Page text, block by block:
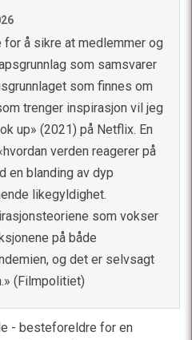
for å sikre at medlemmer og
som samsvarer
som finnes om
trenger inspirasjon vil jeg
up» (2021) på Netflix. En
verden reagerer på
en blanding av dyp
likegyldighet.
som vokser
på både
og det er selvsagt
(Filmpolitiet)
- besteforeldre for en